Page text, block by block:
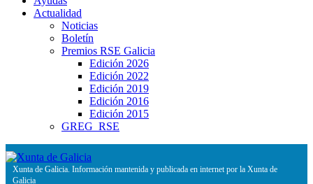
Actualidad
Noticias
Boletín
Premios RSE Galicia
Edición 2026
Edición 2022
Edición 2019
Edición 2016
Edición 2015
GREG_RSE
Xunta de Galicia. Información mantenida y publicada en internet por la Xunta de
Galicia